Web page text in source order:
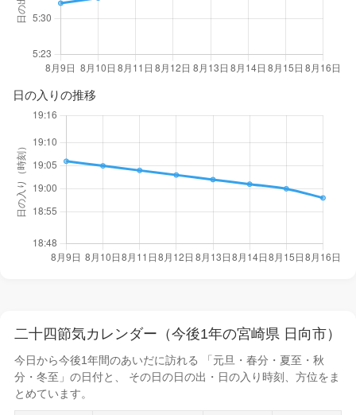
日の入りの推移
二十四節気カレンダー（今後1年の宮崎県 日向市）
今日から今後1年間のあいだに訪れる 「元旦・春分・夏至・秋
分・冬至」の日付と、 その日の日の出・日の入り時刻
、方位をま
とめています。